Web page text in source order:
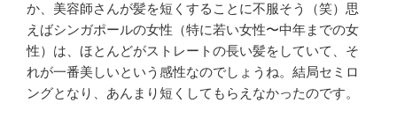
か、美容師さんが髪を短くすることに不服そう（笑）思
えばシンガポールの女性（特に若い女性〜中年までの女
性）は、ほとんどがストレートの長い髪をしていて、そ
れが一番美しいという感性なのでしょうね。結局セミロ
ングとなり、あんまり短くしてもらえなかったのです。